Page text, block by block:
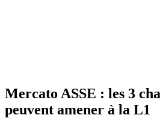
Mercato ASSE : les 3
peuvent amener à la L1